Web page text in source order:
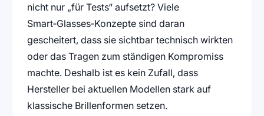
nicht nur „für Tests“ aufsetzt? Viele
Smart‑Glasses‑Konzepte sind daran
gescheitert, dass sie sichtbar technisch wirkten
oder das Tragen zum ständigen Kompromiss
machte. Deshalb ist es kein Zufall, dass
Hersteller bei aktuellen Modellen stark auf
klassische Brillenformen setzen.